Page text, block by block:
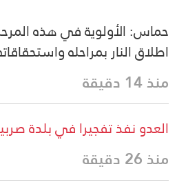
حماس: الأولوية في هذه
اطلاق النار بمراحله
منذ 14 دقيقة
العدو نفذ تفجيرا في بلدة
منذ 26 دقيقة